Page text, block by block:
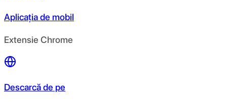
Aplicația de mobil
Extensie Chrome
Descarcă de pe